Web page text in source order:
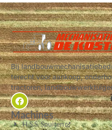
Bij
terecht voor aankoop,
tractoren,
Machines
H.S.S. Spuiten